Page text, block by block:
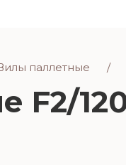
паллетные
F2/